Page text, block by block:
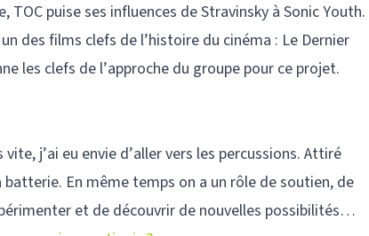
puise ses influences de Stravinsky à Sonic Youth.
des films clefs de l’histoire du cinéma : Le Dernier
les clefs de l’approche du groupe pour ce projet.
j’ai eu envie d’aller vers les percussions. Attiré
batterie. En même temps on a un rôle de soutien, de
et de découvrir de nouvelles possibilités…